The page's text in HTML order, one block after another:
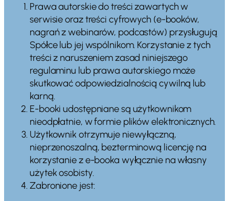
Prawa autorskie do treści zawartych w
serwisie oraz treści cyfrowych (e-booków,
nagrań z webinarów, podcastów) przysługują
Spółce lub jej wspólnikom. Korzystanie z tych
treści z naruszeniem zasad niniejszego
regulaminu lub prawa autorskiego może
skutkować odpowiedzialnością cywilną lub
karną.
E-booki udostępniane są użytkownikom
nieodpłatnie, w formie plików elektronicznych.
Użytkownik otrzymuje niewyłączną,
nieprzenoszalną, bezterminową licencję na
korzystanie z e-booka wyłącznie na własny
użytek osobisty.
Zabronione jest: